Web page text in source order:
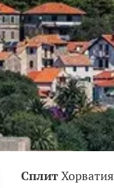
СплитХорватия